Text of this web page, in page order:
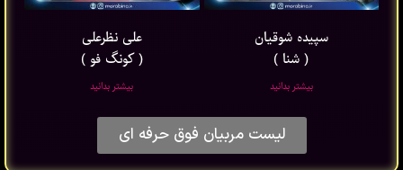
سپیده شوقیان
( شنا )
بیشتر بدانید
علی نظرعلی
( کونگ فو )
بیشتر بدانید
لیست مربیان فوق حرفه ای